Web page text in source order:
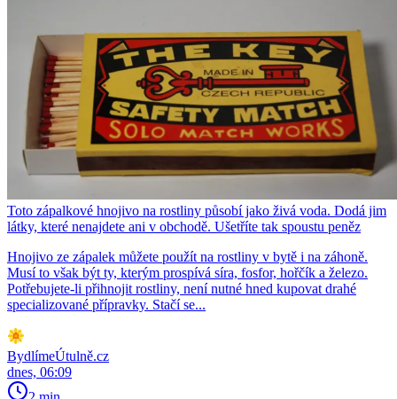
Toto zápalkové hnojivo na rostliny působí jako živá voda. Dodá jim
látky, které nenajdete ani v obchodě. Ušetříte tak spoustu peněz
Hnojivo ze zápalek můžete použít na rostliny v bytě i na záhoně.
Musí to však být ty, kterým prospívá síra, fosfor, hořčík a železo.
Potřebujete-li přihnojit rostliny, není nutné hned kupovat drahé
specializované přípravky. Stačí se...
BydlímeÚtulně.cz
dnes, 06:09